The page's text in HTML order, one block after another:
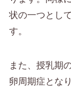
状の一つとし
す。
また、授乳期
卵周期症とな